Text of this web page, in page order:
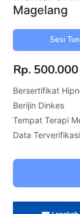
Magelang
Sesi
Rp. 500.000
Bersertifikat
Berijin Dinkes
Tempat Terapi
Data Terverifikasi